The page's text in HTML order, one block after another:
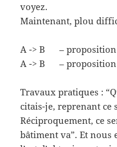
voyez.
Maintenant, plou
A -> B –
A -> B – proposition
Travaux pratiques :
citais-je, reprenant ce
Réciproquement, ce
bâtiment va”. Et nous